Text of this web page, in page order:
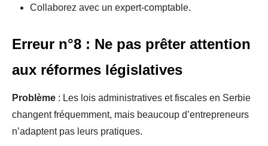
Collaborez avec un expert-comptable.
Erreur n°8 : Ne pas prêter attention
aux réformes législatives
Problème : Les lois administratives et fiscales en Serbie
changent fréquemment, mais beaucoup d’entrepreneurs
n’adaptent pas leurs pratiques.